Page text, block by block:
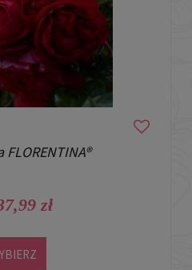
FLORENTINA®
zł